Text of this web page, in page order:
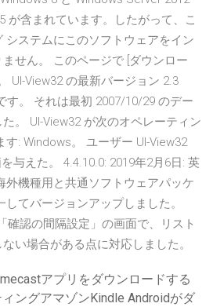
が含まれています。したがって、こ
システムにこのソフトウェアをイン
せん。 このページで [ダウンロー
UI-View32 の最新バージョン 2.3
す。 それは最初 2007/10/29 のデー
。 UI-View32 が次のオペレーティン
す: Windows。 ユーザー UI-View32
与えた。 4.4.10.0: 2019年2月6日: 英
機種用と共通ソフトウェアパッケ
てバージョンアップしました。
確認の間隔設定」の画面で、リスト
い場合がある点に対応しました。
アプリをダウンロードする
ングアマゾンKindle Androidがダ